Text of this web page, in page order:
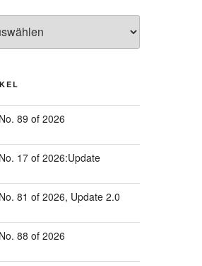
89 of 2026
17 of 2026:Update
81 of 2026, Update 2.0
88 of 2026